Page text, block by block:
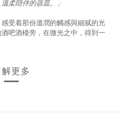
柔陪伴的器皿。」
受着那份溫潤的觸感與細膩的光
吧酒檯旁，在微光之中，得到一
解更多